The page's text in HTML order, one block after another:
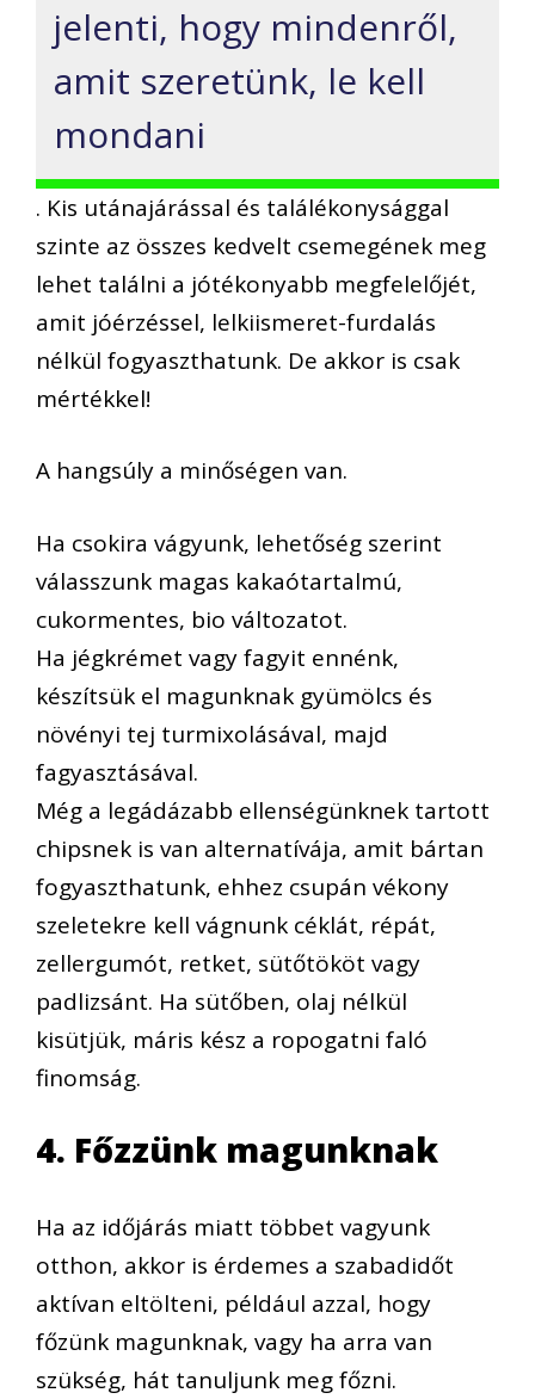
jelenti, hogy mindenről,
amit szeretünk, le kell
mondani
. Kis utánajárással és találékonysággal
szinte az összes kedvelt csemegének meg
lehet találni a jótékonyabb megfelelőjét,
amit jóérzéssel, lelkiismeret-furdalás
nélkül fogyaszthatunk. De akkor is csak
mértékkel!
A hangsúly a minőségen van.
Ha csokira vágyunk, lehetőség szerint
válasszunk magas kakaótartalmú,
cukormentes, bio változatot.
Ha jégkrémet vagy fagyit ennénk,
készítsük el magunknak gyümölcs és
növényi tej turmixolásával, majd
fagyasztásával.
Még a legádázabb ellenségünknek tartott
chipsnek is van alternatívája, amit bártan
fogyaszthatunk, ehhez csupán vékony
szeletekre kell vágnunk céklát, répát,
zellergumót, retket, sütőtököt vagy
padlizsánt. Ha sütőben, olaj nélkül
kisütjük, máris kész a ropogatni faló
finomság.
4. Főzzünk magunknak
Ha az időjárás miatt többet vagyunk
otthon, akkor is érdemes a szabadidőt
aktívan eltölteni, például azzal, hogy
főzünk magunknak, vagy ha arra van
szükség, hát tanuljunk meg főzni.